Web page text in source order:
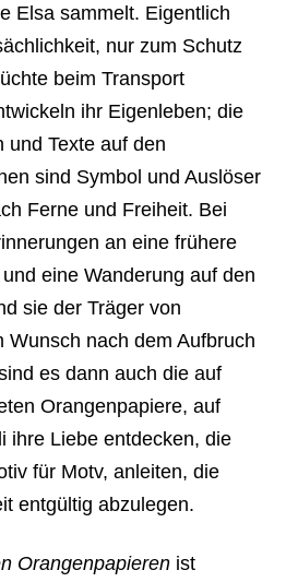
Elsa sammelt. Eigentlich
nur zum Schutz
beim Transport
ihr Eigenleben; die
und Texte auf den
sind Symbol und Auslöser
Ferne und Freiheit. Bei
an eine frühere
eine Wanderung auf den
sie der Träger von
Wunsch nach dem Aufbruch
es dann auch die auf
Orangenpapiere, auf
ihre Liebe entdecken, die
für Motv, anleiten, die
entgültig abzulegen.
Orangenpapieren ist